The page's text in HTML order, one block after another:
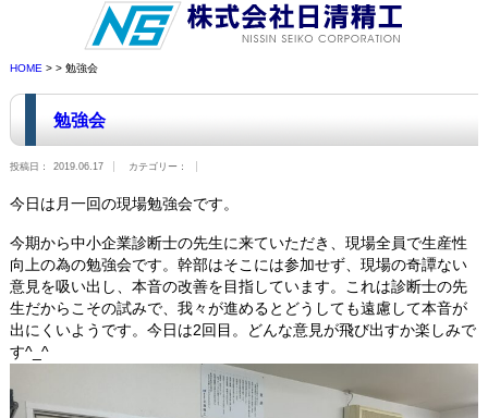
HOME > > 勉強会
勉強会
投稿日： 2019.06.17 カテゴリー：
今日は月一回の現場勉強会です。
今期から中小企業診断士の先生に来ていただき、現場全員で生産性
向上の為の勉強会です。幹部はそこには参加せず、現場の奇譚ない
意見を吸い出し、本音の改善を目指しています。これは診断士の先
生だからこその試みで、我々が進めるとどうしても遠慮して本音が
出にくいようです。今日は2回目。どんな意見が飛び出すか楽しみで
す^_^